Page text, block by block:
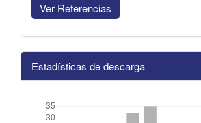
Ver Referencias
Estadísticas de descarga